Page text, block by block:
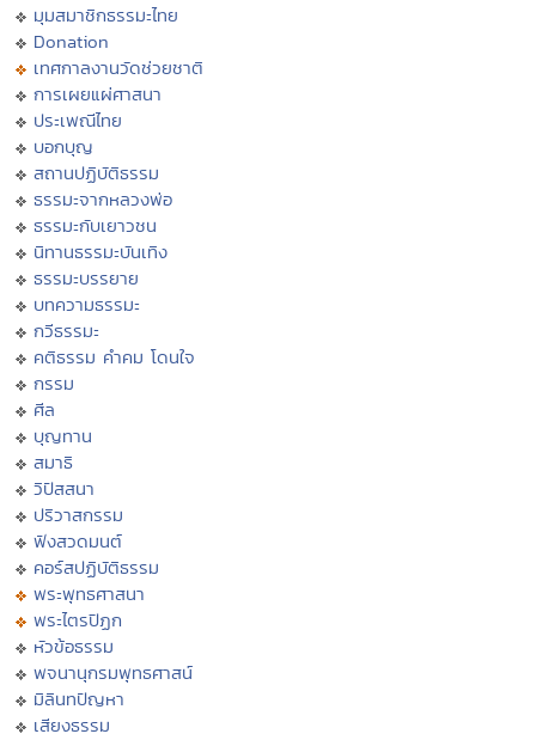
มุมสมาชิกธรรมะไทย
Donation
เทศกาลงานวัดช่วยชาติ
การเผยแผ่ศาสนา
ประเพณีไทย
บอกบุญ
สถานปฏิบัติธรรม
ธรรมะจากหลวงพ่อ
ธรรมะกับเยาวชน
นิทานธรรมะบันเทิง
ธรรมะบรรยาย
บทความธรรมะ
กวีธรรมะ
คติธรรม คำคม โดนใจ
กรรม
ศีล
บุญทาน
สมาธิ
วิปัสสนา
ปริวาสกรรม
ฟังสวดมนต์
คอร์สปฏิบัติธรรม
พระพุทธศาสนา
พระไตรปิฏก
หัวข้อธรรม
พจนานุกรมพุทธศาสน์
มิลินทปัญหา
เสียงธรรม